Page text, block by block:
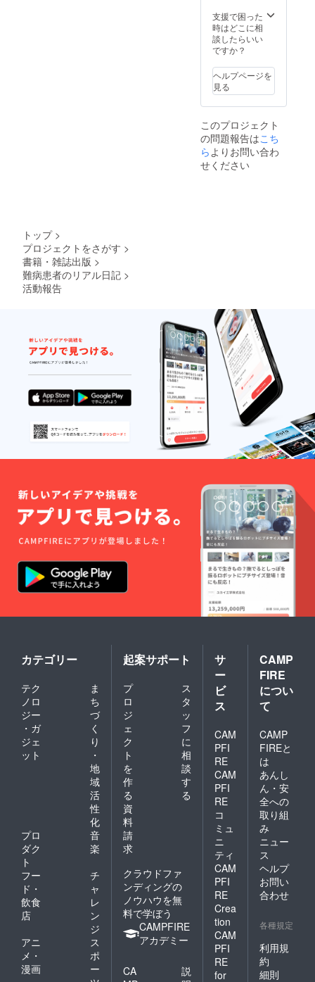
支援で困った
時はどこに相
談したらいい
ですか？
ヘルプページを
見る
このプロジェクト
の問題報告はこち
ら よりお問い合わ
せください
トップ >
プロジェクトをさがす >
書籍・雑誌出版 >
難病患者のリアル日記 >
活動報告
カテゴリー
テク
ノロ
ジー
・ガ
ジェ
ット
ま
ち
づ
く
り
・
地
域
活
性
化
プロ
ダク
ト
音
楽
フー
ド・
飲食
店
チ
ャ
レ
ン
ジ
アニ
メ・
漫画
ス
ポ
ー
起案サポート
プ
ロ
ジ
ェ
ク
ト
を
作
る
ス
タ
ッ
フ
に
相
談
す
る
資
料
請
求
クラウドファ
ンディングの
ノウハウを無
料で学ぼう
CAMPFIRE
アカデミー
CA
説
サ
ー
ビ
ス
CAM
PFI
RE
CAM
PFI
RE
コ
ミュ
ニ
ティ
CAM
PFI
RE
Crea
tion
CAM
PFI
RE
for
CAMP
FIRE
につい
て
CAMP
FIREと
は
あんし
ん・安
全への
取り組
み
ニュー
ス
ヘルプ
お問い
合わせ
各種規定
利用規
約
細則